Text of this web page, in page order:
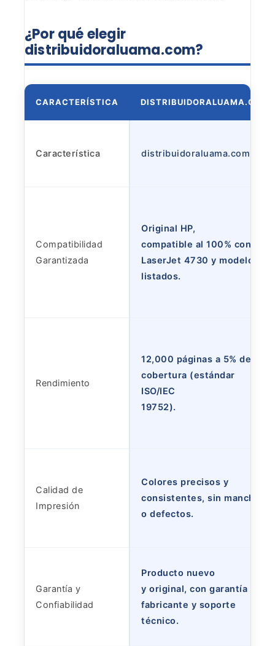
¿Por qué elegir
distribuidoraluama.com?
CARACTERÍSTICA DISTRIBUIDORALUAMA.COM
Característica distribuidoraluama.com
Compatibilidad
Garantizada
Original HP,
compatible al 100% con
LaserJet 4730 y modelos
listados.
Rendimiento
12,000 páginas a 5% de
cobertura (estándar
ISO/IEC
19752).
Calidad de
Impresión
Colores precisos y
consistentes, sin manchas
o defectos.
Garantía y
Confiabilidad
Producto nuevo
y original, con garantía del
fabricante y soporte
técnico.